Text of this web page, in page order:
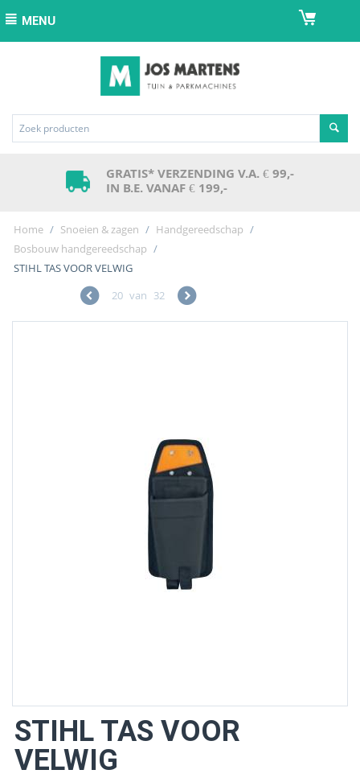
MENU
GRATIS* VERZENDING V.A. € 99,-
IN B.E. VANAF € 199,-
Home / Snoeien & zagen / Handgereedschap /
Bosbouw handgereedschap /
STIHL TAS VOOR VELWIG
20 van 32
STIHL TAS VOOR
VELWIG